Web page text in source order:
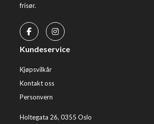
frisør.
Kundeservice
Kjøpsvilkår
Kontakt oss
Personvern
Holtegata 26, 0355 Oslo